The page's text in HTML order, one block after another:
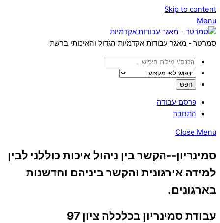
Skip to content
Menu
סמרטר - מאגר עבודות אקדמיות הגדול והאיכותי ברשת
פרסם עבודה
התחבר
Close Menu
סמינריון--הקשר בין ניהול איכות כוללני לבין
למידה אירגונית והקשר ביניהם וחדשנות
בארגונים.
עבודת סמינריון בכלכלה ציון 97